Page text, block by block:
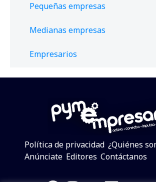
Pequeñas empresas
Medianas empresas
Empresarios
Política de privacidad ¿Quiénes
Anúnciate Editores Contáctanos